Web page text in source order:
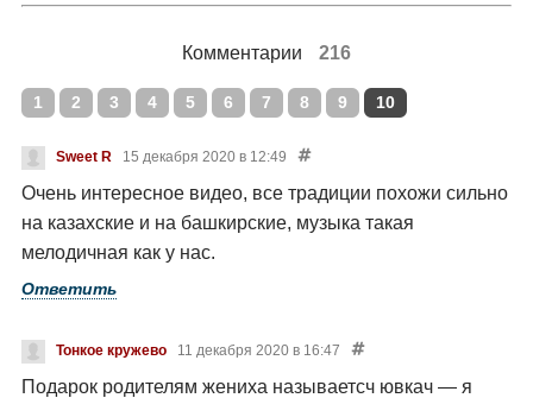
Комментарии 216
1 2 3 4 5 6 7 8 9 10
Sweet R 15 декабря 2020 в 12:49
Очень интересное видео, все традиции похожи сильно
на казахские и на башкирские, музыка такая
мелодичная как у нас.
Ответить
Тонкое кружево 11 декабря 2020 в 16:47
Подарок родителям жениха называетсч ювкач — я